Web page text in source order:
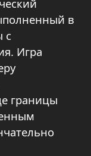
в
с
Игра
границы